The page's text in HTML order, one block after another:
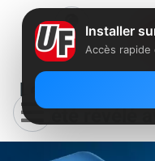
Le prix officiel
8 a été révélé
Installer
Accès